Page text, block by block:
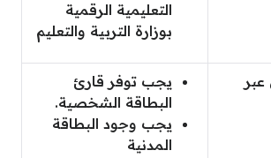
التعليمية الرقمية
بوزارة التربية والتعليم
يجب توفر قارئ
البطاقة الشخصية.
يجب وجود البطاقة
المدنية